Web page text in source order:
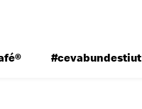
#cevabundestiut